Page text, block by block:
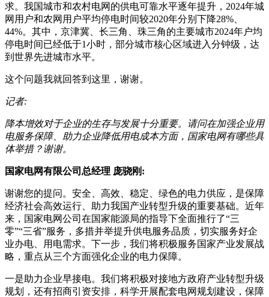
求。我国城市和农村电网的供电可靠水平逐年提升，2024年城
网用户和农网用户平均停电时间较2020年分别下降28%、
44%。其中，京津冀、长三角、珠三角的主要城市2024年户均
停电时间已经低于1小时，部分城市核心区域进入分钟级，达
到世界先进城市水平。
这个问题我就回答到这里，谢谢。
记者:
降本增效对于企业的生存与发展十分重要。请问在加强企业用
电服务保障、助力企业降低用电成本方面，国家电网有哪些具
体举措？谢谢。
国家电网有限公司总经理 庞骁刚:
谢谢您的提问。安全、高效、稳定、绿色的电力供应，是保障
经济社会高效运行、助力我国产业转型升级的重要基础。近年
来，国家电网公司在国家能源局的指导下全面推行了“三
零”“三省”服务，多措并举提升供电服务品质，切实服务好企
业办电、用电需求。下一步，我们将积极服务国家产业发展战
略，重点从三个方面强化企业的电力保障。
一是助力企业早接电。我们将积极对接地方政府产业转型升级
规划，还有招商引资安排，科学开展配套电网规划建设，保障